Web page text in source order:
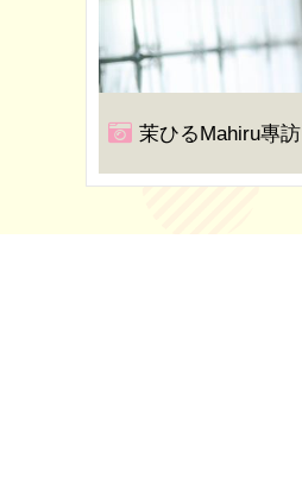
茉ひるMahiru專訪